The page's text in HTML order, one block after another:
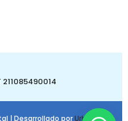
211085490014
| Desarrollado porUrbanbit